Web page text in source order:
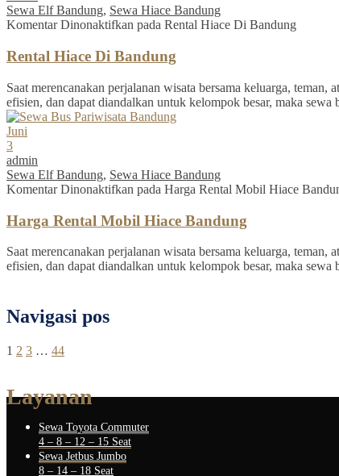
Sewa Elf Bandung, Sewa Hiace Bandung
Komentar Dinonaktifkan pada Rental Hiace Di Bandung
Rental Hiace Di Bandung
Saat merencanakan perjalanan wisata bersama keluarga,
efisien, dan dapat diandalkan untuk kelompok besar, maka sewa
Juni
3
admin
Sewa Elf Bandung, Sewa Hiace Bandung
Komentar Dinonaktifkan pada Harga Rental Mobil Hiace
Harga Rental Mobil Hiace Bandung
Saat merencanakan perjalanan wisata bersama keluarga,
efisien, dan dapat diandalkan untuk kelompok besar, maka sewa
Navigasi pos
1 2 3 … 44
Layanan
Sewa Toyota Commuter
4 – 8 – 12 – 15 Seat
Sewa Jetbus Jumbo
8 – 14 – 18 Seat